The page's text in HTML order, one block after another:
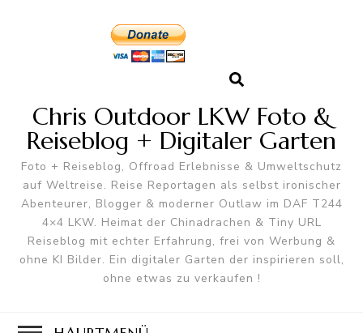
Chris Outdoor LKW Foto &
Reiseblog + Digitaler Garten
Foto + Reiseblog, Offroad Erlebnisse & Umweltschutz
auf Weltreise. Reise Reportagen als selbst ironischer
Abenteurer, Blogger & moderner Outlaw im DAF T244
4×4 LKW. Heimat der Chinadrachen & Tiny URL
Reiseblog mit echter Erfahrung, frei von Werbung &
ohne KI Bilder. Ein digitaler Garten der inspirieren soll,
ohne etwas zu verkaufen !